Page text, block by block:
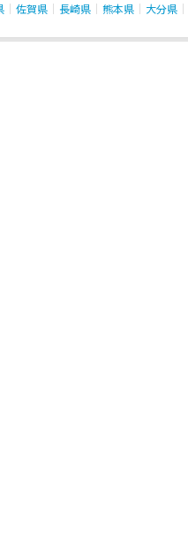
佐賀県 長崎県 熊本県 大分県